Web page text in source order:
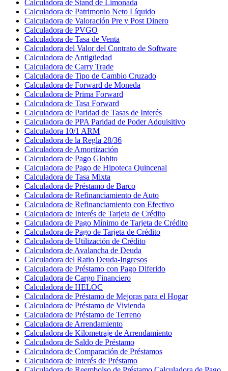
Calculadora de Stand de Limonada
Calculadora de Patrimonio Neto Líquido
Calculadora de Valoración Pre y Post Dinero
Calculadora de PVGO
Calculadora de Tasa de Venta
Calculadora del Valor del Contrato de Software
Calculadora de Antigüedad
Calculadora de Carry Trade
Calculadora de Tipo de Cambio Cruzado
Calculadora de Forward de Moneda
Calculadora de Prima Forward
Calculadora de Tasa Forward
Calculadora de Paridad de Tasas de Interés
Calculadora de PPA Paridad de Poder Adquisitivo
Calculadora 10/1 ARM
Calculadora de la Regla 28/36
Calculadora de Amortización
Calculadora de Pago Globito
Calculadora de Pago de Hipoteca Quincenal
Calculadora de Tasa Mixta
Calculadora de Préstamo de Barco
Calculadora de Refinanciamiento de Auto
Calculadora de Refinanciamiento con Efectivo
Calculadora de Interés de Tarjeta de Crédito
Calculadora de Pago Mínimo de Tarjeta de Crédito
Calculadora de Pago de Tarjeta de Crédito
Calculadora de Utilización de Crédito
Calculadora de Avalancha de Deuda
Calculadora del Ratio Deuda-Ingresos
Calculadora de Préstamo con Pago Diferido
Calculadora de Cargo Financiero
Calculadora de HELOC
Calculadora de Préstamo de Mejoras para el Hogar
Calculadora de Préstamo de Vivienda
Calculadora de Préstamo de Terreno
Calculadora de Arrendamiento
Calculadora de Kilometraje de Arrendamiento
Calculadora de Saldo de Préstamo
Calculadora de Comparación de Préstamos
Calculadora de Interés de Préstamo